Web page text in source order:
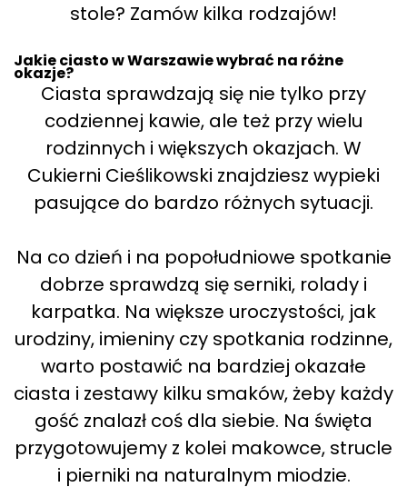
stole? Zamów kilka rodzajów!
Jakie ciasto w Warszawie wybrać na różne
okazje?
Ciasta sprawdzają się nie tylko przy
codziennej kawie, ale też przy wielu
rodzinnych i większych okazjach. W
Cukierni Cieślikowski znajdziesz wypieki
pasujące do bardzo różnych sytuacji.
Na co dzień i na popołudniowe spotkanie
dobrze sprawdzą się serniki, rolady i
karpatka. Na większe uroczystości, jak
urodziny, imieniny czy spotkania rodzinne,
warto postawić na bardziej okazałe
ciasta i zestawy kilku smaków, żeby każdy
gość znalazł coś dla siebie. Na święta
przygotowujemy z kolei makowce, strucle
i pierniki na naturalnym miodzie.